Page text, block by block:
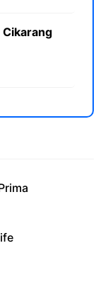
Cikarang